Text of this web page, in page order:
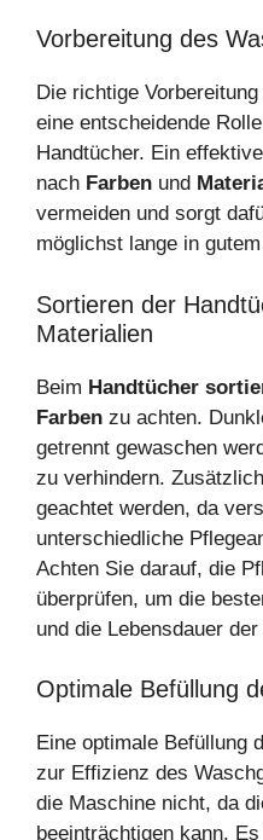
Vorbereitung des
Die richtige
eine entscheidende
Handtücher. Ein
nach Farben und
vermeiden und sorgt
möglichst lange in
Sortieren der
Materialien
Beim Handtücher
Farben zu achten.
getrennt gewaschen
zu verhindern.
geachtet werden, da
unterschiedliche
Achten Sie darauf, die
überprüfen, um die
und die Lebensdauer
Optimale Befüllung
Eine optimale Befüllung
zur Effizienz des
die Maschine nicht, da
beeinträchtigen kann.